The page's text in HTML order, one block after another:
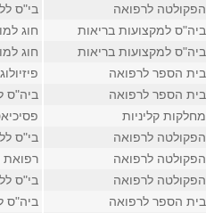
הפקולטה לרפואה
בי"ס
ביה"ס למקצועות בריאות חוג
ביה"ס למקצועות בריאות
חוג
בית הספר לרפואה
בית הספר לרפואה ביה"ס
מחלקות קליניות
הפקולטה לרפואה
בי"ס
הפקולטה לרפואה
רפואת
הפקולטה לרפואה
בי"ס
בית הספר לרפואה ביה"ס